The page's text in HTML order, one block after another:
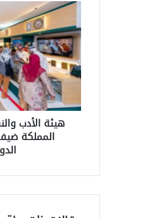
هيئة
الأدب
والنشر
والترجمة
تختتم
مشاركة
المملكة
ضيف
شرف
معرض
كوالالمبور
2026
هيئة الأدب
المملكة